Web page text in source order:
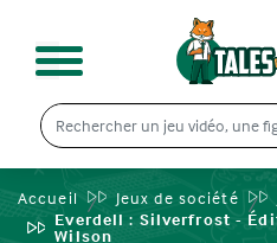
Accueil Jeux de société
Everdell : Silverfrost - Éditon Essentielle - James A.
Wilson